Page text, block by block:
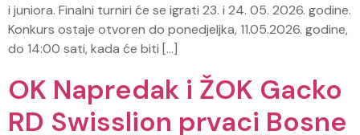
i juniora. Finalni turniri će se igrati 23. i 24. 05. 2026. godine.
Konkurs ostaje otvoren do ponedjeljka, 11.05.2026. godine,
do 14:00 sati, kada će biti […]
OK Napredak i ŽOK Gacko
RD Swisslion prvaci Bosne